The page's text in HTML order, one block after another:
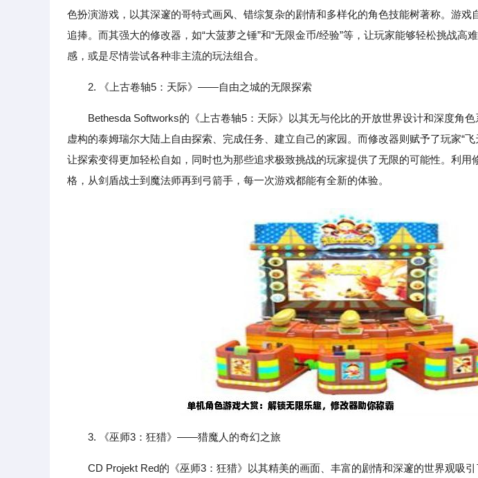
色扮演游戏，以其深邃的哥特式画风、错综复杂的剧情和多样化的角色技能树著称。游戏
追捧。而其强大的修改器，如“大菠萝之锤”和“无限金币/经验”等，让玩家能够轻松挑战高
感，或是尽情尝试各种非主流的玩法组合。
2. 《上古卷轴5：天际》——自由之城的无限探索
Bethesda Softworks的《上古卷轴5：天际》以其无与伦比的开放世界设计和深度角
虚构的泰姆瑞尔大陆上自由探索、完成任务、建立自己的家园。而修改器则赋予了玩家“飞
让探索变得更加轻松自如，同时也为那些追求极致挑战的玩家提供了无限的可能性。利用
格，从剑盾战士到魔法师再到弓箭手，每一次游戏都能有全新的体验。
3. 《巫师3：狂猎》——猎魔人的奇幻之旅
CD Projekt Red的《巫师3：狂猎》以其精美的画面、丰富的剧情和深邃的世界观吸